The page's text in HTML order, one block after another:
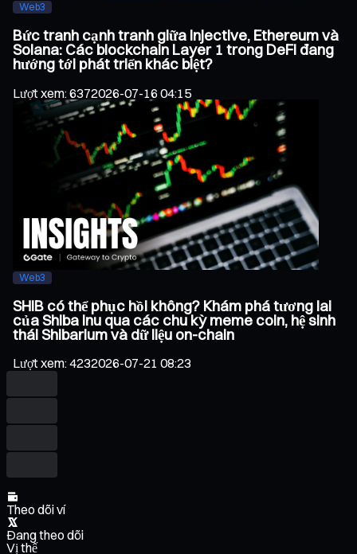
Web3
Bức tranh cạnh tranh giữa Injective, Ethereum và
Solana: Các blockchain Layer 1 trong DeFi đang
hướng tới phát triển khác biệt?
Lượt xem:6372026-07-16 04:15
Web3
SHIB có thể phục hồi không? Khám phá tương lai
của Shiba Inu qua các chu kỳ meme coin, hệ sinh
thái Shibarium và dữ liệu on-chain
Lượt xem:4232026-07-21 08:23
Theo dõi ví
Đang theo dõi
Vị thế